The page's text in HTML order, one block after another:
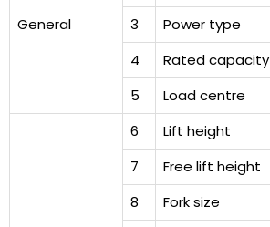
General
3
Power type
4
Rated capacity
5
Load centre
6
Lift height
7
Free lift height
8
Fork size